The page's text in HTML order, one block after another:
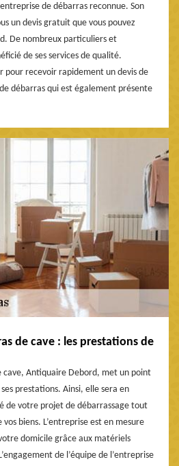
de débarras reconnue. Son
un devis gratuit que vous pouvez
De nombreux particuliers et
de ses services de qualité.
pour recevoir rapidement un devis de
débarras qui est également présente
de cave : les prestations de
cave, Antiquaire Debord, met un point
prestations. Ainsi, elle sera en
de votre projet de débarrassage tout
biens. L’entreprise est en mesure
domicile grâce aux matériels
de l’équipe de l’entreprise